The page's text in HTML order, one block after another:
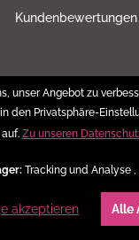
Kundenbewertungen
Versandkosten
Angebot zu
den Privatsphäre-
Zu unseren
Tracking und Analyse ,
akzeptieren Alle